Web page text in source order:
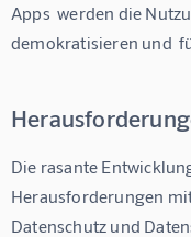
Apps  werden die
demokratisieren und
Die rasante
Herausforderungen
Datenschutz und